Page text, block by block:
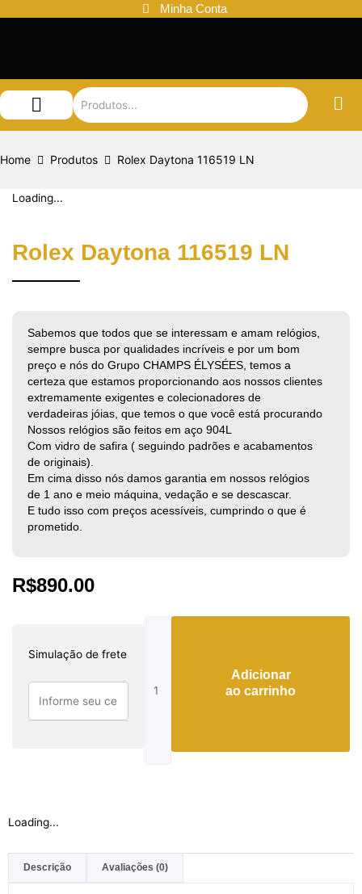
Minha Conta
Home Produtos Rolex Daytona 116519 LN
Loading...
Rolex Daytona 116519 LN
Sabemos que todos que se interessam e amam relógios,
sempre busca por qualidades incríveis e por um bom
preço e nós do Grupo CHAMPS ÉLYSÉES, temos a
certeza que estamos proporcionando aos nossos clientes
extremamente exigentes e colecionadores de
verdadeiras jóias, que temos o que você está procurando
Nossos relógios são feitos em aço 904L
Com vidro de safira ( seguindo padrões e acabamentos
de originais).
Em cima disso nós damos garantia em nossos relógios
de 1 ano e meio máquina, vedação e se descascar.
E tudo isso com preços acessíveis, cumprindo o que é
prometido.
R$890.00
Simulação de frete
quantidade
Adicionar
ao carrinho
Loading...
Descrição Avaliações (0)